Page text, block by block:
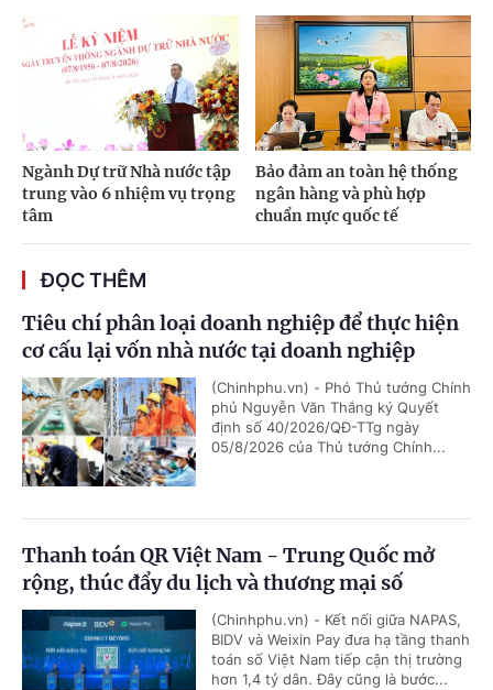
Ngành Dự trữ Nhà nước tập
trung vào 6 nhiệm vụ trọng
tâm
Bảo đảm an toàn hệ thống
ngân hàng và phù hợp
chuẩn mực quốc tế
ĐỌC THÊM
Tiêu chí phân loại doanh nghiệp để thực hiện
cơ cấu lại vốn nhà nước tại doanh nghiệp
(Chinhphu.vn) - Phó Thủ tướng Chính
phủ Nguyễn Văn Thắng ký Quyết
định số 40/2026/QĐ-TTg ngày
05/8/2026 của Thủ tướng Chính...
Thanh toán QR Việt Nam - Trung Quốc mở
rộng, thúc đẩy du lịch và thương mại số
(Chinhphu.vn) - Kết nối giữa NAPAS,
BIDV và Weixin Pay đưa hạ tầng thanh
toán số Việt Nam tiếp cận thị trường
hơn 1,4 tỷ dân. Đây cũng là bước...